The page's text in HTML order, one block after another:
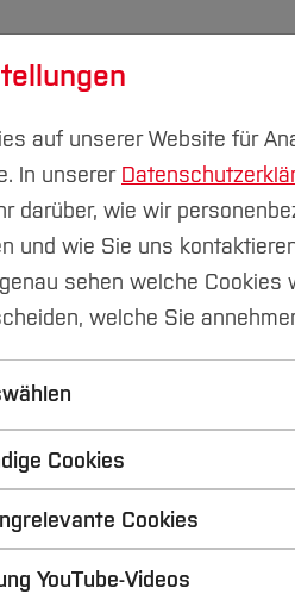
& Transfer
24
Workshop 17
Workshop 23
– Ein Blick
auf unserer Website für
In unserer
darüber, wie wir
und wie Sie uns
sehen welche Cookies
welche Sie
Cookies
Cookies
YouTube-Videos